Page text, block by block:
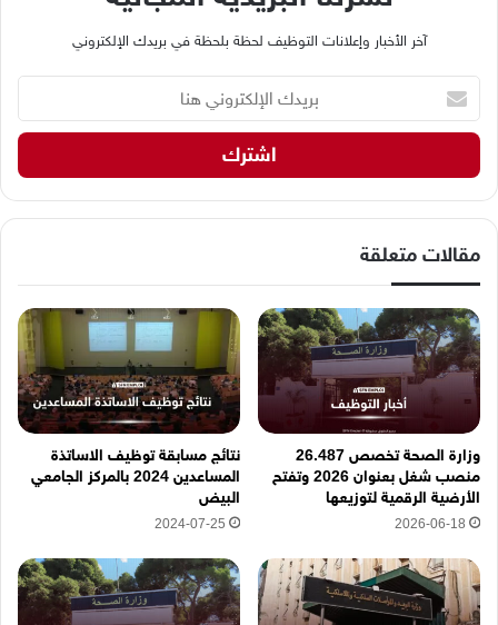
آخر الأخبار وإعلانات التوظيف لحظة بلحظة في بريدك الإلكتروني
ي
ك
ا
إ
ت
ر
و
ي
ه
ن
ا
مقالات متعلقة
وزارة الصحة تخصص 26.487
منصب شغل بعنوان 2026 وتفتح
الأرضية الرقمية لتوزيعها
2026-06-18
نتائج مسابقة توظيف الاساتذة
المساعدين 2024 بالمركز الجامعي
البيض
2024-07-25